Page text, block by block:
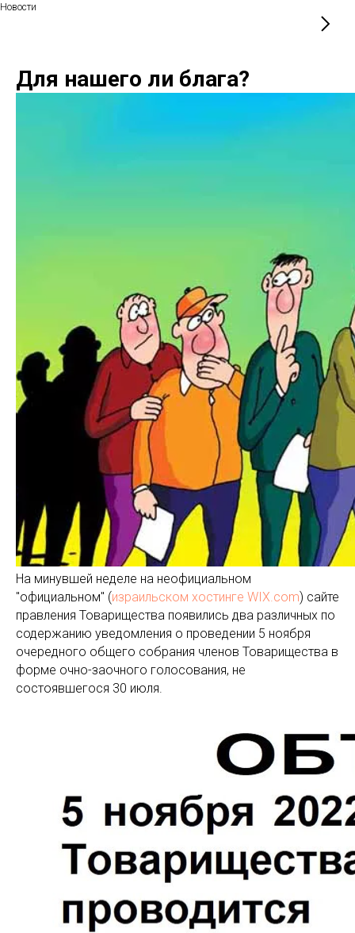
Новости
Для нашего ли блага?
На минувшей неделе на неофициальном
"официальном" (израильском хостинге WIX.com) сайте
правления Товарищества появились два различных по
содержанию уведомления о проведении 5 ноября
очередного общего собрания членов Товарищества в
форме очно-заочного голосования, не
состоявшегося 30 июля.